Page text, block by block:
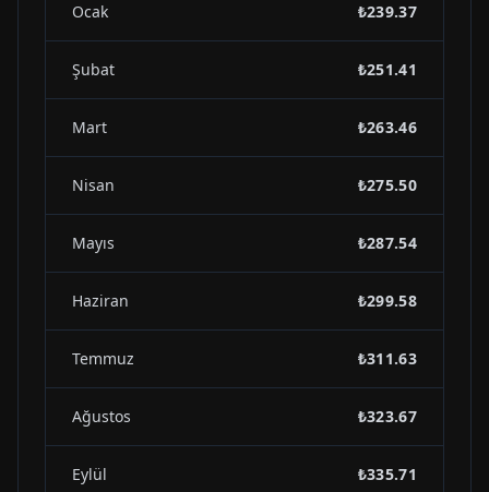
Ocak ₺239.37
Şubat ₺251.41
Mart ₺263.46
Nisan ₺275.50
Mayıs ₺287.54
Haziran ₺299.58
Temmuz ₺311.63
Ağustos ₺323.67
Eylül ₺335.71